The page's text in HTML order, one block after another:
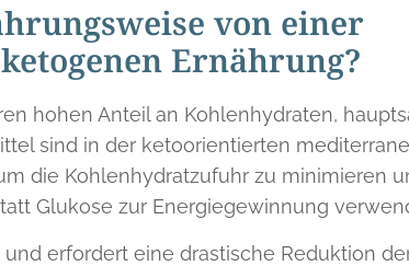
von einer
Ernährung?
hohen Anteil an Kohlenhydraten,
sind in der ketoorientierten
die Kohlenhydratzufuhr zu minimieren
Glukose zur Energiegewinnung
erfordert eine drastische Reduktion